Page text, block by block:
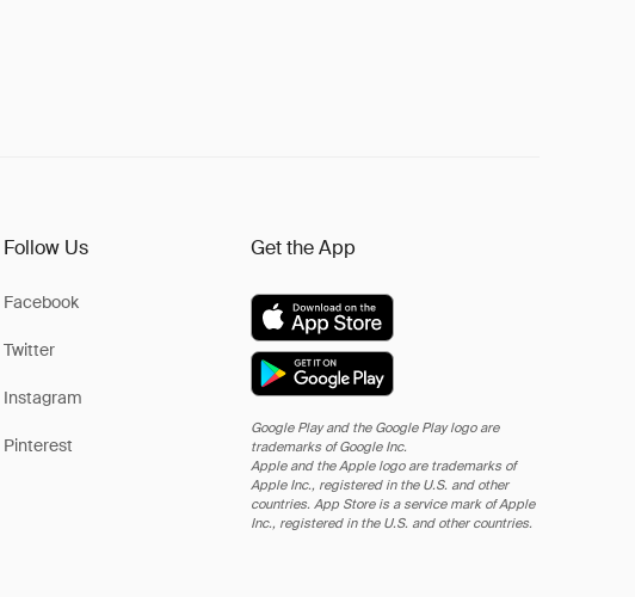
Follow Us
Facebook
Twitter
Instagram
Pinterest
Get the App
Google Play and the Google Play logo are
trademarks of Google Inc.
Apple and the Apple logo are trademarks of
Apple Inc., registered in the U.S. and other
countries. App Store is a service mark of Apple
Inc., registered in the U.S. and other countries.